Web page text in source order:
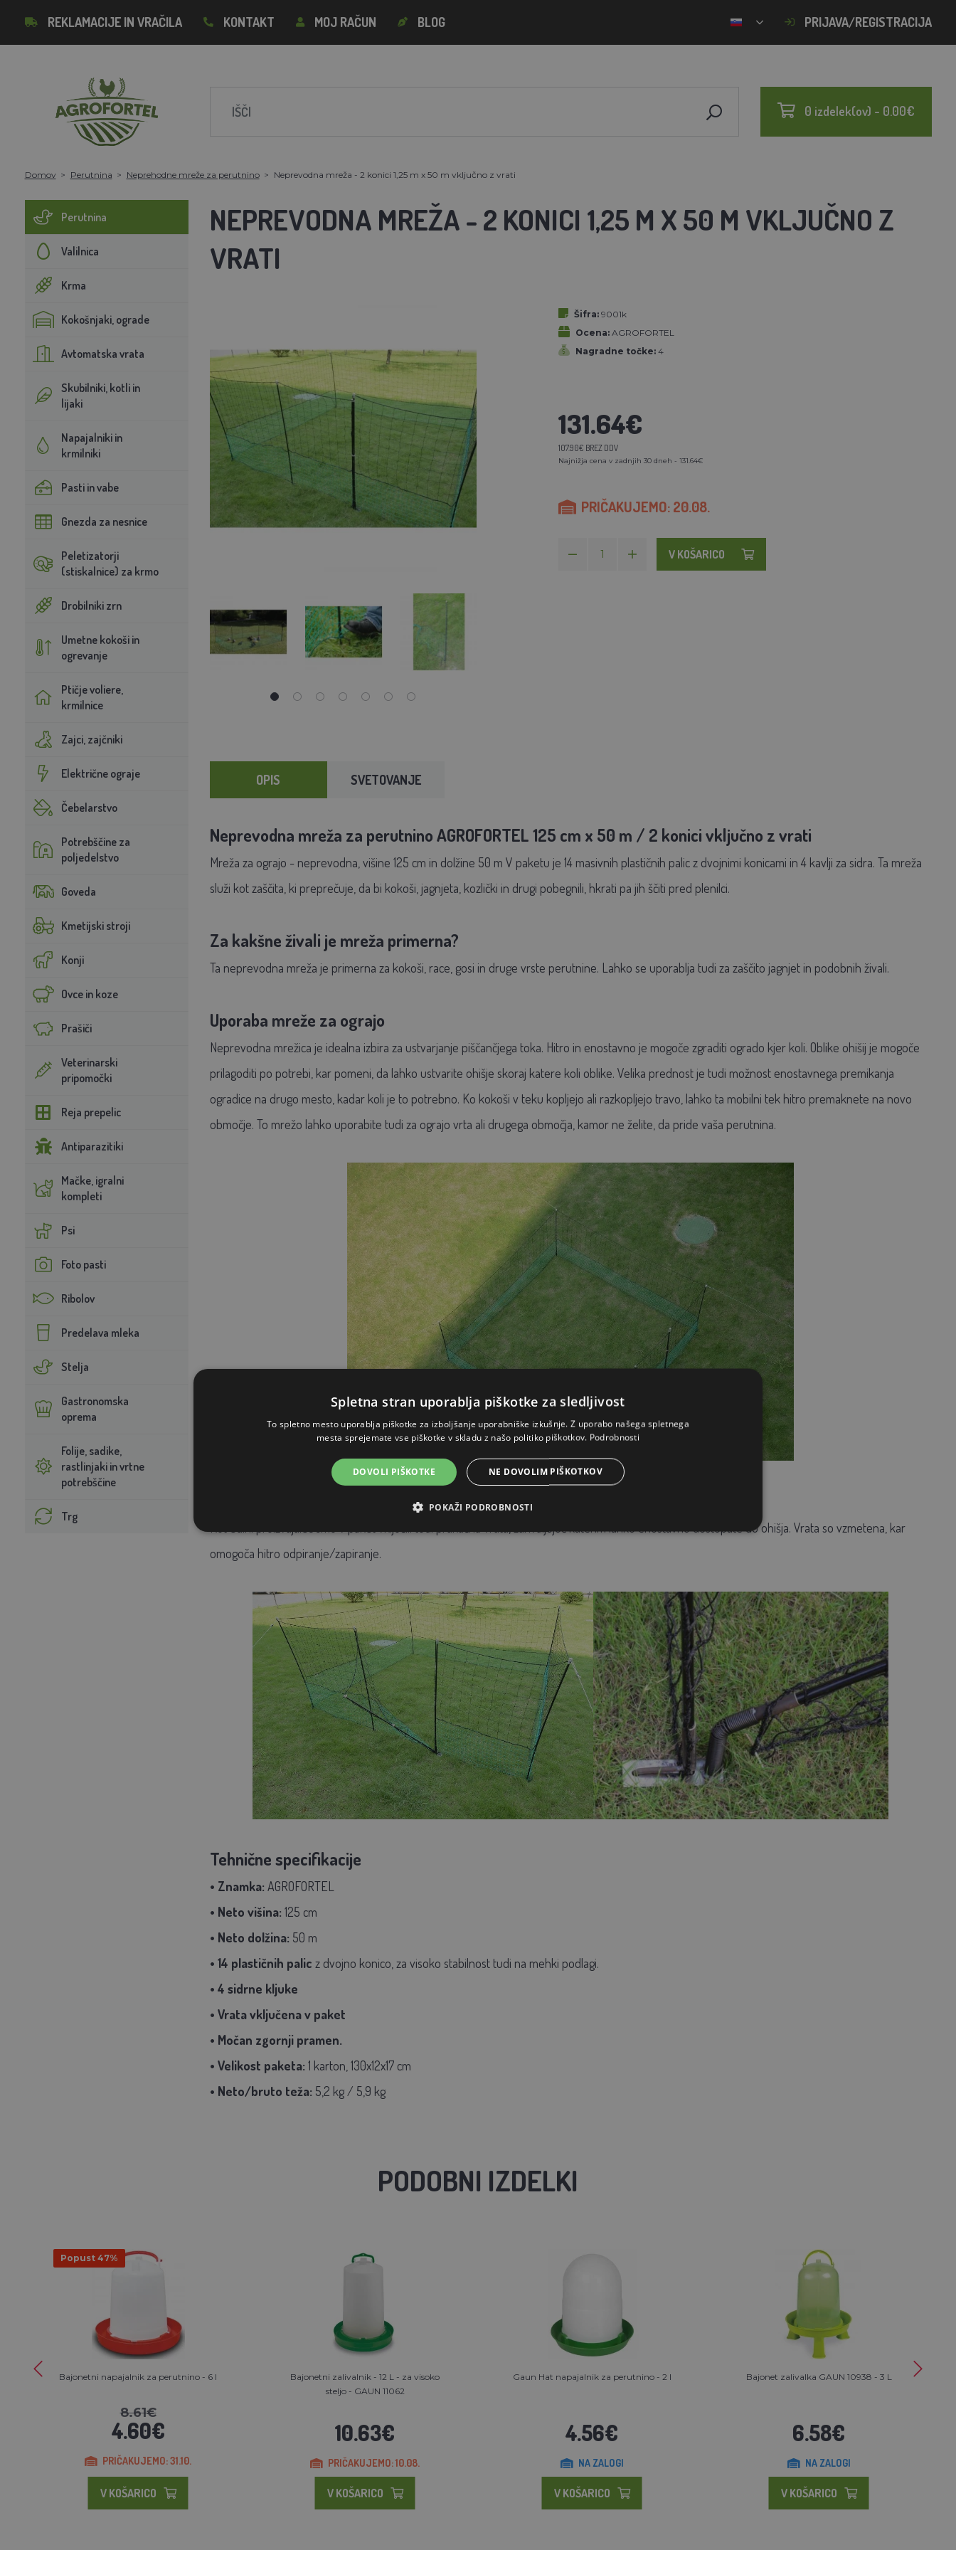
REKLAMACIJE IN VRAČILA KONTAKT MOJ RAČUN BLOG PRIJAVA/REGISTRACIJA
0 izdelek(ov) - 0.00€
Domov Perutnina Neprehodne mreže za perutnino Neprevodna mreža - 2 konici 1,25 m x 50 m vključno z vrati
Perutnina
Valilnica
Krma
Kokošnjaki, ograde
Avtomatska vrata
Skubilniki, kotli in
lijaki
Napajalniki in
krmilniki
Pasti in vabe
Gnezda za nesnice
Peletizatorji
(stiskalnice) za krmo
Drobilniki zrn
Umetne kokoši in
ogrevanje
Ptičje voliere,
krmilnice
Zajci, zajčniki
Električne ograje
Čebelarstvo
Potrebščine za
poljedelstvo
Goveda
Kmetijski stroji
Konji
Ovce in koze
Prašiči
Veterinarski
pripomočki
Reja prepelic
Antiparazitiki
Mačke, igralni
kompleti
Psi
Foto pasti
Ribolov
Predelava mleka
Stelja
Gastronomska
oprema
Folije, sadike,
rastlinjaki in vrtne
potrebščine
Trg
NEPREVODNA MREŽA - 2 KONICI 1,25 M X 50 M VKLJUČNO Z
VRATI
Šifra: 9001k
Ocena: AGROFORTEL
Nagradne točke: 4
131.64€
107.90€ BREZ DDV
Najnižja cena v zadnjih 30 dneh - 131.64€
PRIČAKUJEMO: 20.08.
V KOŠARICO
OPIS SVETOVANJE
Neprevodna mreža za perutnino AGROFORTEL 125 cm x 50 m / 2 konici vključno z vrati
Mreža za ograjo - neprevodna, višine 125 cm in dolžine 50 m V paketu je 14 masivnih plastičnih palic z dvojnimi konicami in 4 kavlji za sidra. Ta mreža
služi kot zaščita, ki preprečuje, da bi kokoši, jagnjeta, kozlički in drugi pobegnili, hkrati pa jih ščiti pred plenilci.
Za kakšne živali je mreža primerna?
Ta neprevodna mreža je primerna za kokoši, race, gosi in druge vrste perutnine. Lahko se uporablja tudi za zaščito jagnjet in podobnih živali.
Uporaba mreže za ograjo
Neprevodna mrežica je idealna izbira za ustvarjanje piščančjega toka. Hitro in enostavno je mogoče zgraditi ogrado kjer koli. Oblike ohišij je mogoče
prilagoditi po potrebi, kar pomeni, da lahko ustvarite ohišje skoraj katere koli oblike. Velika prednost je tudi možnost enostavnega premikanja
ogradice na drugo mesto, kadar koli je to potrebno. Ko kokoši v teku kopljejo ali razkopljejo travo, lahko ta mobilni tek hitro premaknete na novo
območje. To mrežo lahko uporabite tudi za ograjo vrta ali drugega območja, kamor ne želite, da pride vaša perutnina.
Vrata za udoben vstop/izstop iz ograjenega prostora
Kot edini proizvajalec smo v paket vključili tudi praktična vrata, zahvaljujoč katerim lahko enostavno dostopate do ohišja. Vrata so vzmetena, kar
omogoča hitro odpiranje/zapiranje.
Tehnične specifikacije
• Znamka: AGROFORTEL
• Neto višina: 125 cm
• Neto dolžina: 50 m
• 14 plastičnih palic z dvojno konico, za visoko stabilnost tudi na mehki podlagi.
• 4 sidrne kljuke
• Vrata vključena v paket
• Močan zgornji pramen.
• Velikost paketa: 1 karton, 130x12x17 cm
• Neto/bruto teža: 5,2 kg / 5,9 kg
PODOBNI IZDELKI
Popust 47%
Bajonetni napajalnik za perutnino - 6 l
8.61€
4.60€
PRIČAKUJEMO: 31.10.
V KOŠARICO
Bajonetni zalivalnik - 12 L - za visoko
steljo - GAUN 11062
10.63€
PRIČAKUJEMO: 10.08.
V KOŠARICO
Gaun Hat napajalnik za perutnino - 2 l
4.56€
NA ZALOGI
V KOŠARICO
Bajonet zalivalka GAUN 10938 - 3 L
6.58€
NA ZALOGI
V KOŠARICO
Spletna stran uporablja piškotke za sledljivost
To spletno mesto uporablja piškotke za izboljšanje uporabniške izkušnje. Z uporabo našega spletnega
mesta sprejemate vse piškotke v skladu z našo politiko piškotkov. Podrobnosti
DOVOLI PIŠKOTKE NE DOVOLIM PIŠKOTKOV
POKAŽI PODROBNOSTI